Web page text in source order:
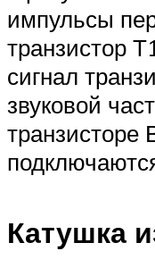
импульсы
транзистор
сигнал
звуковой
транзисторе
Катушка